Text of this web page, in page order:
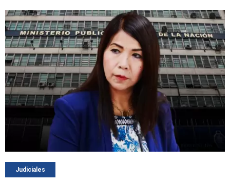
Judiciales